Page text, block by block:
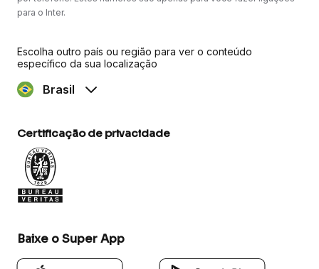
para o Inter.
Escolha outro país ou região para ver o conteúdo
específico da sua localização
Brasil
Certificação de privacidade
Baixe o Super App